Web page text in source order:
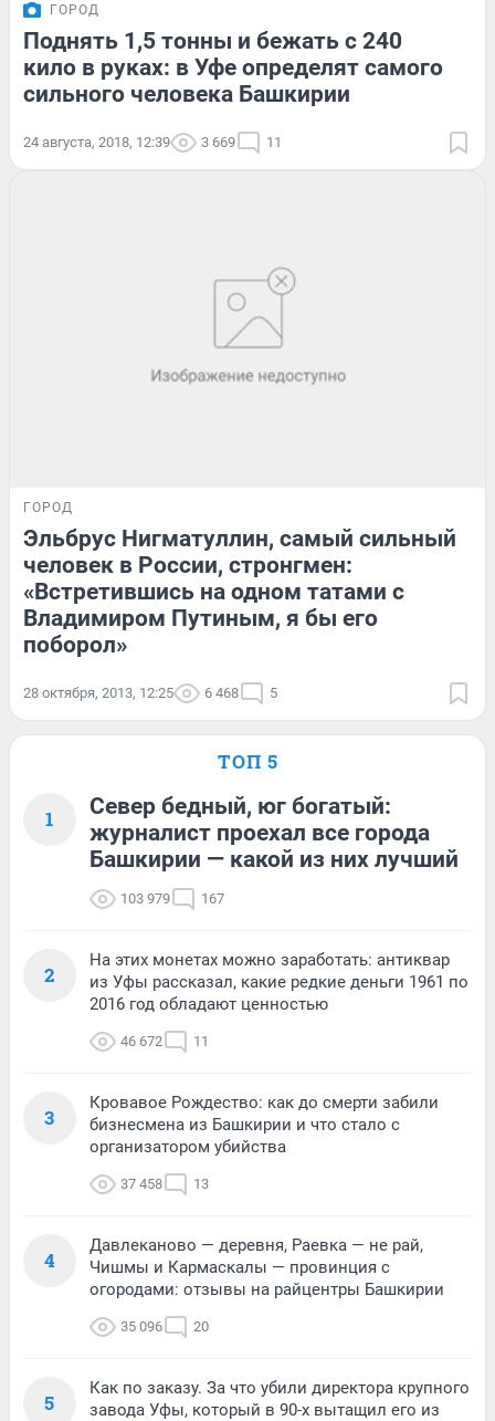
ГОРОД
Поднять 1,5 тонны и бежать с 240
кило в руках: в Уфе определят самого
сильного человека Башкирии
24 августа, 2018, 12:39 3 669 11
ГОРОД
Эльбрус Нигматуллин, самый сильный
человек в России, стронгмен:
«Встретившись на одном татами с
Владимиром Путиным, я бы его
поборол»
28 октября, 2013, 12:25 6 468 5
ТОП 5
1
Север бедный, юг богатый:
журналист проехал все города
Башкирии — какой из них лучший
103 979 167
2
На этих монетах можно заработать: антиквар
из Уфы рассказал, какие редкие деньги 1961 по
2016 год обладают ценностью
46 672 11
3
Кровавое Рождество: как до смерти забили
бизнесмена из Башкирии и что стало с
организатором убийства
37 458 13
4
Давлеканово — деревня, Раевка — не рай,
Чишмы и Кармаскалы — провинция с
огородами: отзывы на райцентры Башкирии
35 096 20
5
Как по заказу. За что убили директора крупного
завода Уфы, который в 90-х вытащил его из